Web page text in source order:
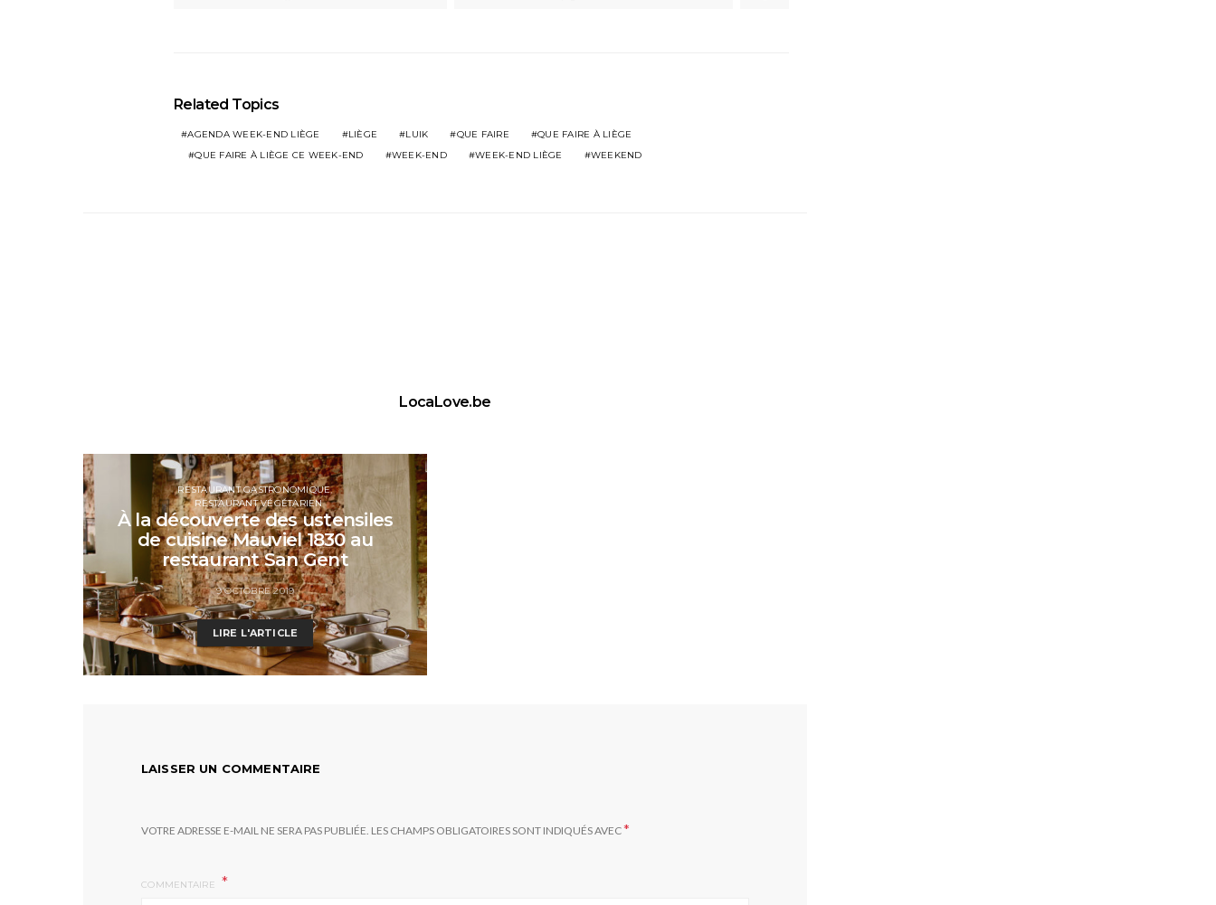
Related Topics
AGENDA WEEK-END LIÈGE LIÈGE LUIK QUE FAIRE
QUE FAIRE À LIÈGE
QUE FAIRE À LIÈGE CE WEEK-END
WEEK-END WEEK-END LIÈGE WEEKEND
LocaLove.be
RESTAURANT GASTRONOMIQUE
RESTAURANT VÉGÉTARIEN
À la découverte des ustensiles
de cuisine Mauviel 1830 au
restaurant San Gent
9 OCTOBRE 2019
LIRE L'ARTICLE
LAISSER UN COMMENTAIRE
VOTRE ADRESSE E-MAIL NE SERA PAS PUBLIÉE. LES CHAMPS OBLIGATOIRES SONT INDIQUÉS AVEC*
COMMENTAIRE